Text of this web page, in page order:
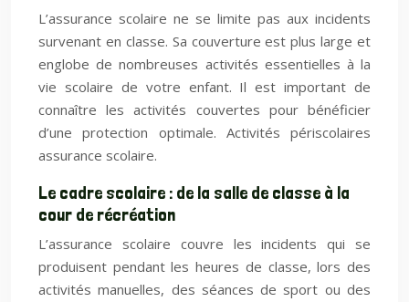
L’assurance scolaire ne se limite pas aux incidents
survenant en classe. Sa couverture est plus large et
englobe de nombreuses activités essentielles à la
vie scolaire de votre enfant. Il est important de
connaître les activités couvertes pour bénéficier
d’une protection optimale. Activités périscolaires
assurance scolaire.
Le cadre scolaire : de la salle de classe à la
cour de récréation
L’assurance scolaire couvre les incidents qui se
produisent pendant les heures de classe, lors des
activités manuelles, des séances de sport ou des